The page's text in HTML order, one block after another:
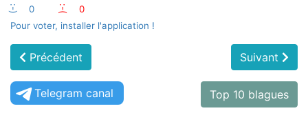
:-) 0 :-(
0
Pour voter, installer l'application !
Précédent Suivant
Telegram canal Top 10 blagues